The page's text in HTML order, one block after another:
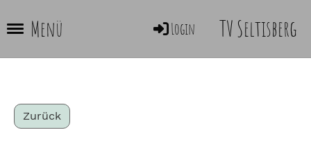
Menü Login TV Seltisberg
Zurück